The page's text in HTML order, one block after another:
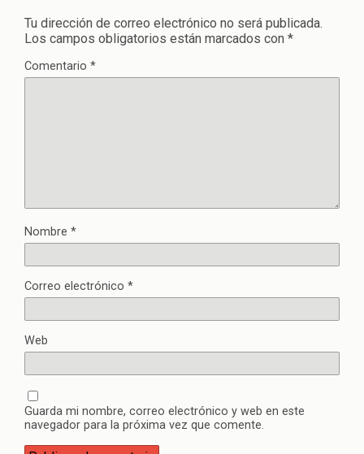
Tu dirección de correo electrónico no será publicada.
Los campos obligatorios están marcados con *
Comentario *
Nombre *
Correo electrónico *
Web
Guarda mi nombre, correo electrónico y web en este
navegador para la próxima vez que comente.